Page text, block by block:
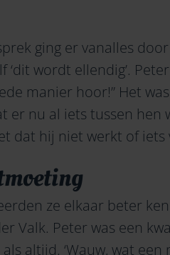
ging er vanalles
‘dit wordt ellendig’.
manier hoor!” Het
er nu al iets tussen hen
dat hij niet werkt of iets
ze elkaar beter
Valk. Peter was een
altijd. ‘Wauw, wat